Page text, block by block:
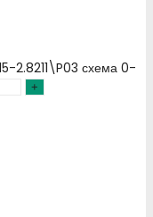
2.8211\P03 схема 0-